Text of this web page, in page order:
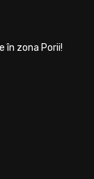
în zona Porii!